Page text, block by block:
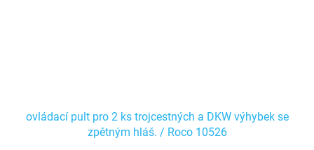
ovládací pult pro 2 ks trojcestných a DKW výhybek se
zpětným hláš. / Roco 10526